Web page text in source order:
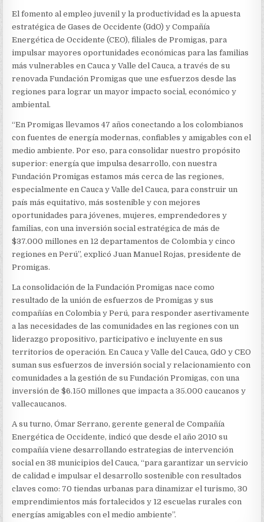
El fomento al empleo juvenil y la productividad es la apuesta
estratégica de Gases de Occidente (GdO) y Compañía
Energética de Occidente (CEO), filiales de Promigas, para
impulsar mayores oportunidades económicas para las familias
más vulnerables en Cauca y Valle del Cauca, a través de su
renovada Fundación Promigas que une esfuerzos desde las
regiones para lograr un mayor impacto social, económico y
ambiental.
“En Promigas llevamos 47 años conectando a los colombianos
con fuentes de energía modernas, confiables y amigables con el
medio ambiente. Por eso, para consolidar nuestro propósito
superior: energía que impulsa desarrollo, con nuestra
Fundación Promigas estamos más cerca de las regiones,
especialmente en Cauca y Valle del Cauca, para construir un
país más equitativo, más sostenible y con mejores
oportunidades para jóvenes, mujeres, emprendedores y
familias, con una inversión social estratégica de más de
$37.000 millones en 12 departamentos de Colombia y cinco
regiones en Perú”, explicó Juan Manuel Rojas, presidente de
Promigas.
La consolidación de la Fundación Promigas nace como
resultado de la unión de esfuerzos de Promigas y sus
compañías en Colombia y Perú, para responder asertivamente
a las necesidades de las comunidades en las regiones con un
liderazgo propositivo, participativo e incluyente en sus
territorios de operación. En Cauca y Valle del Cauca, GdO y CEO
suman sus esfuerzos de inversión social y relacionamiento con
comunidades a la gestión de su Fundación Promigas, con una
inversión de $6.150 millones que impacta a 35.000 caucanos y
vallecaucanos.
A su turno, Ómar Serrano, gerente general de Compañía
Energética de Occidente, indicó que desde el año 2010 su
compañía viene desarrollando estrategias de intervención
social en 38 municipios del Cauca, “para garantizar un servicio
de calidad e impulsar el desarrollo sostenible con resultados
claves como: 70 tiendas urbanas para dinamizar el turismo, 30
emprendimientos más fortalecidos y 12 escuelas rurales con
energías amigables con el medio ambiente”.